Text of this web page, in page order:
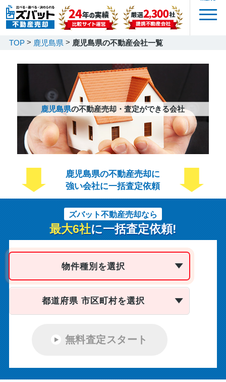
TOP 鹿児島県 鹿児島県の不動産会社一覧
鹿児島県の不動産売却・査定ができる会社
鹿児島県の不動産売却に
強い会社に一括査定依頼
ズバット不動産売却なら
最大6社に一括査定依頼!
物件種別を選択
都道府県 市区町村を選択
無料査定スタート